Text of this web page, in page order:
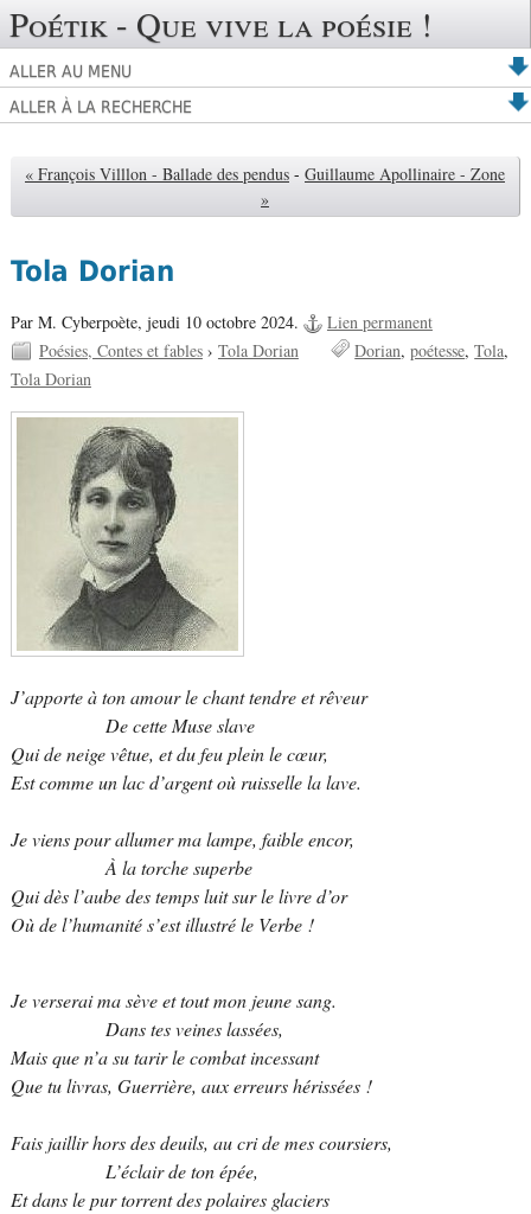
Poétik - Que vive la poésie !
ALLER AU MENU
ALLER À LA RECHERCHE
« François Villlon - Ballade des pendus - Guillaume Apollinaire - Zone
»
Tola Dorian
Par M. Cyberpoète, jeudi 10 octobre 2024.
Lien permanent
Poésies, Contes et fables› Tola Dorian Dorian poétesse Tola
Tola Dorian
J’apporte à ton amour le chant tendre et rêveur
De cette Muse slave
Qui de neige vêtue, et du feu plein le cœur,
Est comme un lac d’argent où ruisselle la lave.
Je viens pour allumer ma lampe, faible encor,
À la torche superbe
Qui dès l’aube des temps luit sur le livre d’or
Où de l’humanité s’est illustré le Verbe !
Je verserai ma sève et tout mon jeune sang.
Dans tes veines lassées,
Mais que n’a su tarir le combat incessant
Que tu livras, Guerrière, aux erreurs hérissées !
Fais jaillir hors des deuils, au cri de mes coursiers,
L’éclair de ton épée,
Et dans le pur torrent des polaires glaciers